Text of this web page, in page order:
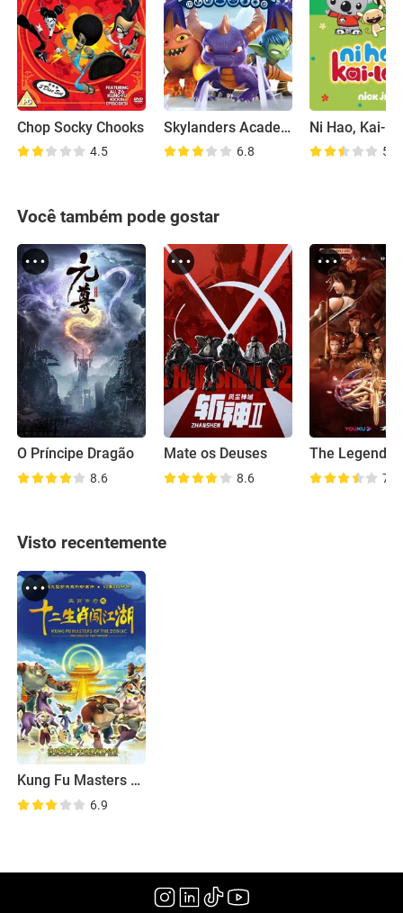
Chop Socky Chooks
4.5
Skylanders Academy
6.8
Ni Hao, Kai-
5.4
Você também pode gostar
O Príncipe Dragão
8.6
Mate os Deuses
8.6 7.8
Visto recentemente
Kung Fu Masters of the Zodiac: Origins of the Twelve
6.9